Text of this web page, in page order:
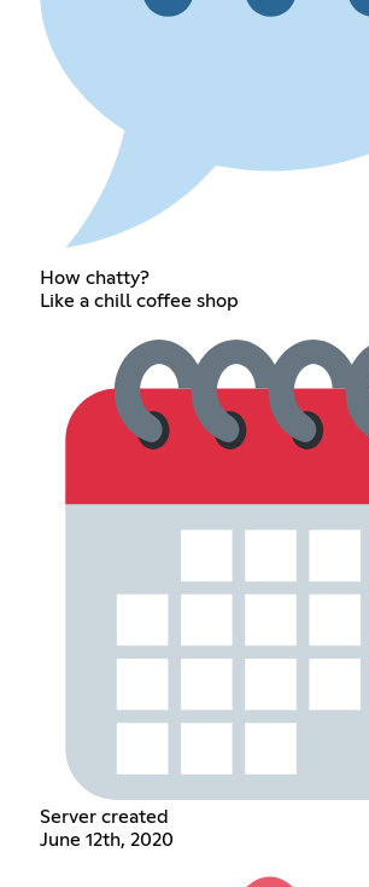
How chatty?
Like a chill coffee shop
Server created
June 12th, 2020